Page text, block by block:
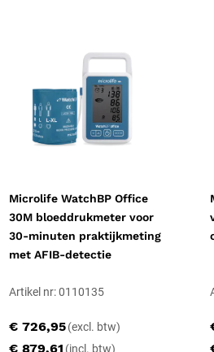
Microlife WatchBP Office
30M bloeddrukmeter voor
30-minuten praktijkmeting
met AFIB-detectie
Artikel nr: 0110135
€ 879,61
€ 726,95